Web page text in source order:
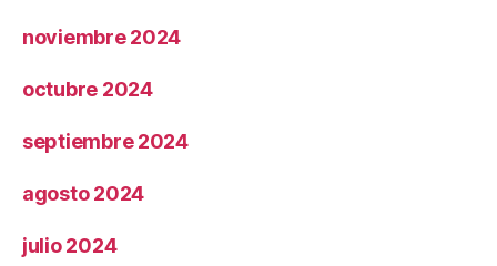
noviembre 2024
octubre 2024
septiembre 2024
agosto 2024
julio 2024